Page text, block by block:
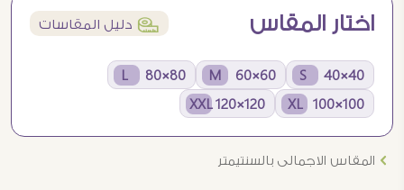
اختار المقاس í دليل المقاسات
40×40 S
60×60 M
80×80 L
100×100 XL
120×120 XXL
Ö المقاس الاجمالى بالسنتيمتر